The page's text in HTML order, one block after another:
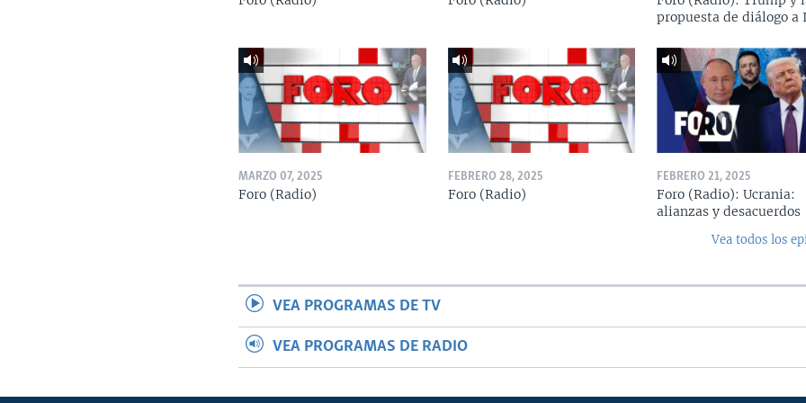
propuesta de diálogo a
MARZO 07, 2025
Foro (Radio)
FEBRERO 28, 2025
Foro (Radio)
FEBRERO 21, 2025
Foro (Radio): Ucrania:
alianzas y desacuerdos
Vea todos los
VEA PROGRAMAS DE TV
VEA PROGRAMAS DE RADIO